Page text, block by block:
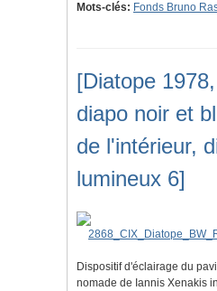
Mots-clés: Fonds Bruno
[Diatope
diapo noir et
de l'intérieur,
lumineux 6]
Dispositif d'éclairage du
nomade de Iannis Xenakis